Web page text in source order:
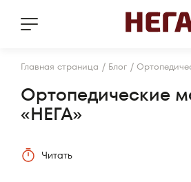
Главная страница / Блог /
Ортопедические
«НЕГА»
Читать